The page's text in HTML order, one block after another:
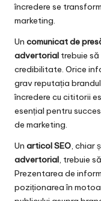
încredere se
marketing.
Un comunicat de
advertorial trebuie
credibilitate. Orice
grav reputația
încredere cu cititorii
esențial pentru
de marketing.
Un articol SEO, chiar
advertorial, trebuie
Prezentarea de
poziționarea în